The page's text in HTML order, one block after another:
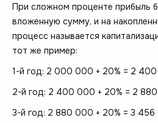
При сложном проценте прибыль
вложенную сумму, и на
процесс называется
тот же пример:
1-й год: 2 000 000 + 20% = 2
2-й год: 2 400 000 + 20% = 2
3-й год: 2 880 000 + 20% = 3 456